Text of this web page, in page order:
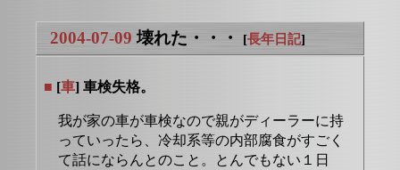
2004-07-09 壊れた・・・ [長年日記]
■ [車] 車検失格。
我が家の車が車検なので親がディーラーに持
っていったら、冷却系等の内部腐食がすごく
て話にならんとのこと。とんでもない１日